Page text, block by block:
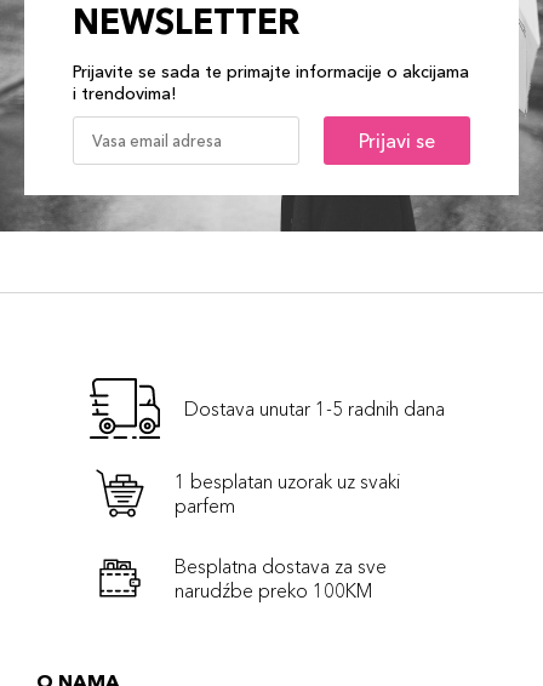
NEWSLETTER
Prijavite se sada te primajte informacije o akcijama
i trendovima!
Prijavi se
Dostava unutar 1-5 radnih dana
1 besplatan uzorak uz svaki
parfem
Besplatna dostava za sve
narudźbe preko 100KM
O NAMA